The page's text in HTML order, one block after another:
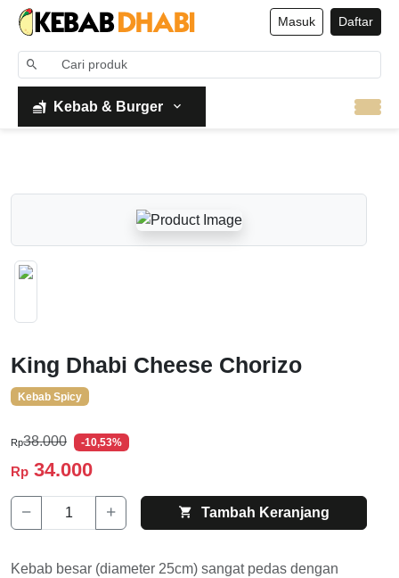
Masuk Daftar
Kebab & Burger
King Dhabi Cheese Chorizo
Kebab Spicy
Rp38.000 -10,53%
Rp 34.000
Tambah Keranjang
Kebab besar (diameter 25cm) sangat pedas dengan